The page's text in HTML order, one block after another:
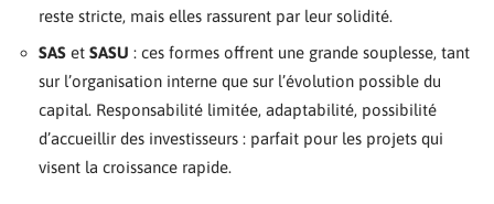
reste stricte, mais elles rassurent par leur solidité.
SAS et SASU : ces formes offrent une grande souplesse, tant
sur l’organisation interne que sur l’évolution possible du
capital. Responsabilité limitée, adaptabilité, possibilité
d’accueillir des investisseurs : parfait pour les projets qui
visent la croissance rapide.